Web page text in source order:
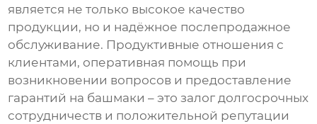
является не только высокое качество
продукции, но и надёжное послепродажное
обслуживание. Продуктивные отношения с
клиентами, оперативная помощь при
возникновении вопросов и предоставление
гарантий на башмаки – это залог долгосрочных
сотрудничеств и положительной репутации